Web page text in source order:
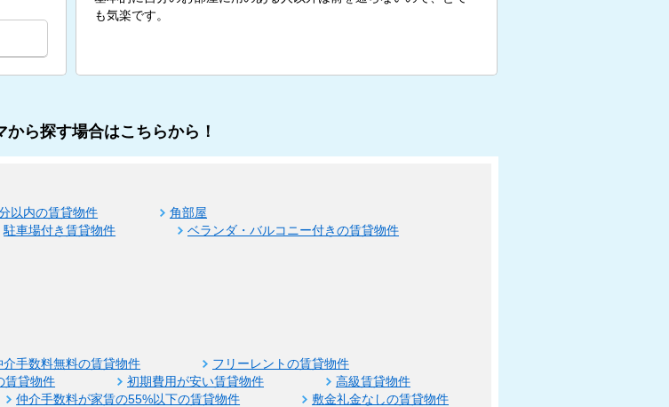
も気楽です。
から探す場合はこちらから！
以内の賃貸物件
角部屋
駐車場付き賃貸物件
ベランダ・バルコニー付きの賃貸物件
介手数料無料の賃貸物件
フリーレントの賃貸物件
賃貸物件 初期費用が安い賃貸物件
高級賃貸物件
仲介手数料が家賃の55%以下の賃貸物件 敷金礼金なしの賃貸物件